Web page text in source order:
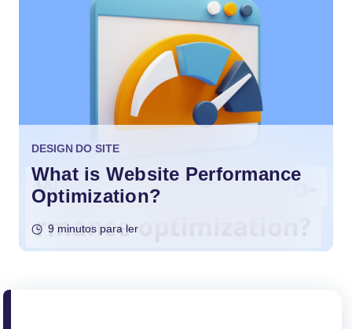
DESIGN DO SITE
What is Website Performance
Optimization?
9 minutos para ler